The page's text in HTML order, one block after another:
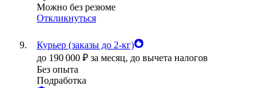
Можно без резюме
Откликнуться
Курьер (заказы до 2-кг)
до 190 000 ₽ за месяц, до вычета налогов
Без опыта
Подработка